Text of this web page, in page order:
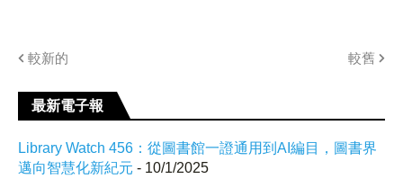
較新的 較舊
最新電子報
Library Watch 456：從圖書館一證通用到AI編目，圖書界
邁向智慧化新紀元 - 10/1/2025